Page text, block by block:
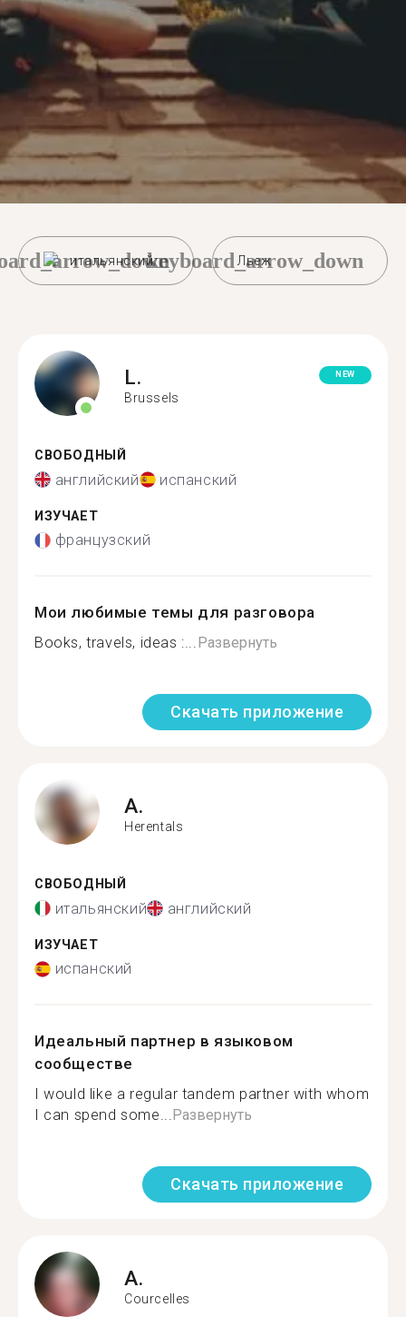
итальянский Льеж
keyboard_arrow_down
L.
Brussels
NEW
СВОБОДНЫЙ
английский испанский
ИЗУЧАЕТ
французский
Мои любимые темы для разговора
Books, travels, ideas :...Развернуть
Скачать приложение
A.
Herentals
СВОБОДНЫЙ
итальянский английский
ИЗУЧАЕТ
испанский
Идеальный партнер в языковом
сообществе
I would like a regular tandem partner with whom
I can spend some...Развернуть
Скачать приложение
A.
Courcelles